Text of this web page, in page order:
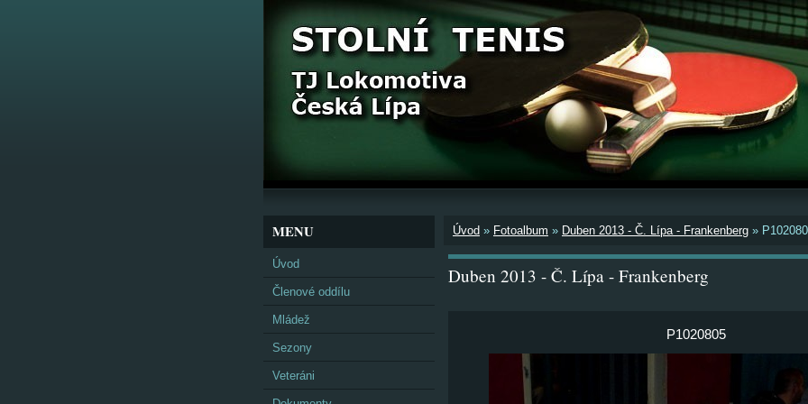
Úvod » Fotoalbum » Duben 2013 - Č. Lípa - Frankenberg »
Duben 2013 - Č. Lípa - Frankenberg
P1020805
MENU
Úvod
Členové oddílu
Mládež
Sezony
Veteráni